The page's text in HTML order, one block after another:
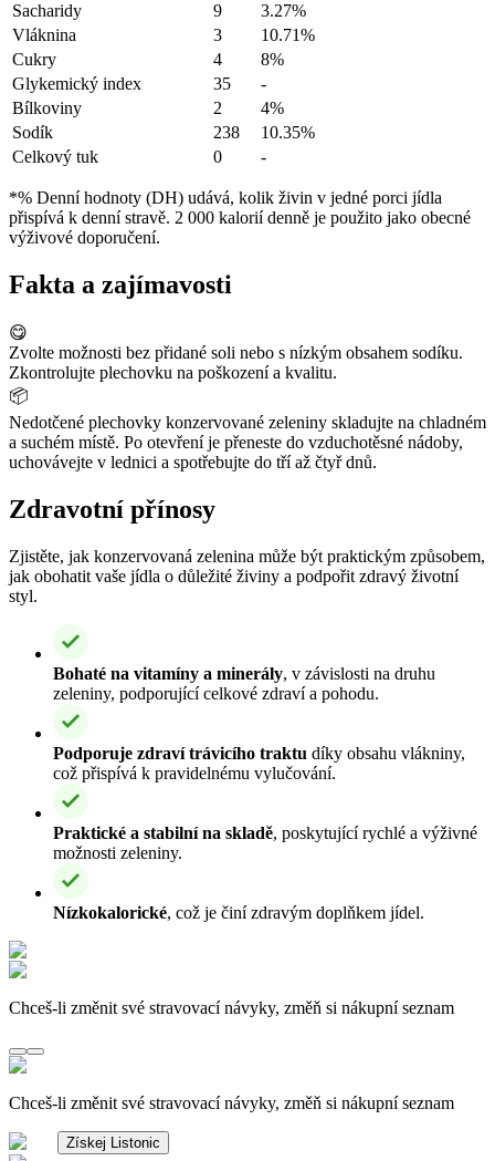
Sacharidy
9
3.27%
Vláknina
3
10.71%
Cukry
4
8%
Glykemický index
35
-
Bílkoviny
2
4%
Sodík
238
10.35%
Celkový tuk
0 -
*% Denní hodnoty (DH) udává, kolik živin v jedné porci jídla
přispívá k denní stravě. 2 000 kalorií denně je použito jako obecné
výživové doporučení.
Fakta a zajímavosti
😋
Zvolte možnosti bez přidané soli nebo s nízkým obsahem sodíku.
Zkontrolujte plechovku na poškození a kvalitu.
📦
Nedotčené plechovky konzervované zeleniny skladujte na chladném
a suchém místě. Po otevření je přeneste do vzduchotěsné nádoby,
uchovávejte v lednici a spotřebujte do tří až čtyř dnů.
Zdravotní přínosy
Zjistěte, jak konzervovaná zelenina může být praktickým způsobem,
jak obohatit vaše jídla o důležité živiny a podpořit zdravý životní
styl.
Bohaté na vitamíny a minerály, v závislosti na druhu
zeleniny, podporující celkové zdraví a pohodu.
Podporuje zdraví trávicího traktu díky obsahu vlákniny,
což přispívá k pravidelnému vylučování.
Praktické a stabilní na skladě, poskytující rychlé a výživné
možnosti zeleniny.
Nízkokalorické, což je činí zdravým doplňkem jídel.
Chceš-li změnit své stravovací návyky, změň si nákupní seznam
Chceš-li změnit své stravovací návyky, změň si nákupní seznam
Získej Listonic